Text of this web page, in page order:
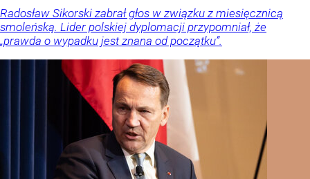
Radosław Sikorski zabrał głos w związku z miesięcznicą
smoleńską. Lider polskiej dyplomacji przypomniał, że
„prawda o wypadku jest znana od początku”.